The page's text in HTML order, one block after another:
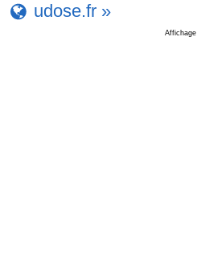
udose.fr »
Affichage